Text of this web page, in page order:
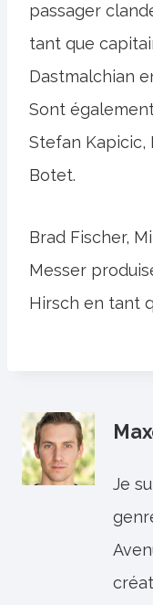
passager
tant que
Dastmalchian
Sont
Stefan Kapicic,
Botet.
Brad Fischer,
Messer
Hirsch en tant
Je